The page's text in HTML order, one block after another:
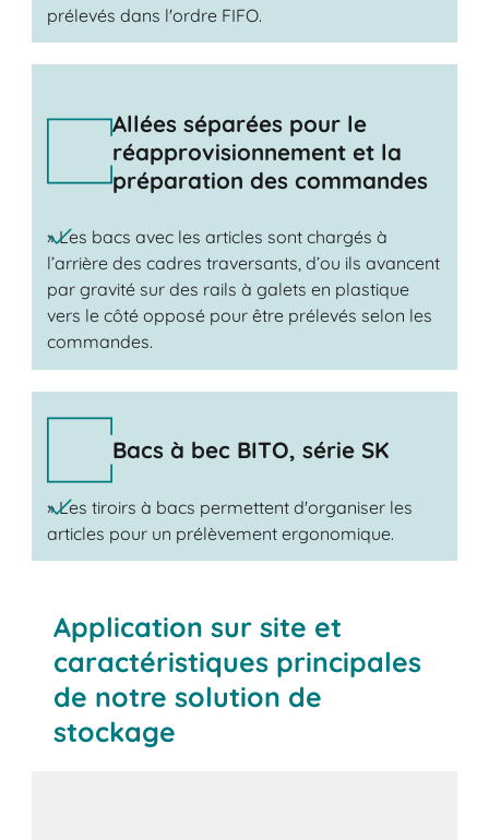
prélevés dans l'ordre FIFO.
Allées séparées pour le
réapprovisionnement et la
préparation des commandes
» Les bacs avec les articles sont chargés à
l’arrière des cadres traversants, d’ou ils avancent
par gravité sur des rails à galets en plastique
vers le côté opposé pour être prélevés selon les
commandes.
Bacs à bec BITO, série SK
» Les tiroirs à bacs permettent d'organiser les
articles pour un prélèvement ergonomique.
Application sur site et
caractéristiques principales
de notre solution de
stockage